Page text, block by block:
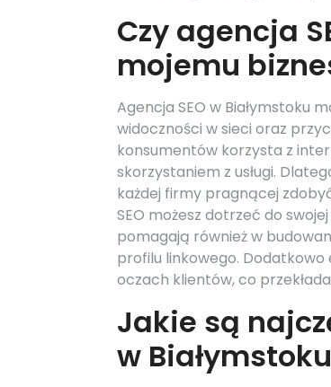
Czy agencja
mojemu
Agencja SEO w Białymstoku
widoczności w sieci oraz
konsumentów korzysta z
skorzystaniem z usługi.
każdej firmy pragnącej
SEO możesz dotrzeć do
pomagają również w
profilu linkowego.
oczach klientów, co
Jakie są
w Białymstoku